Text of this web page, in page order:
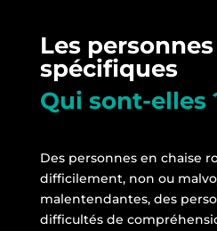
Les
spécifiques
Qui sont-elles
Des personnes en chaise
difficilement, non ou
malentendantes, des
difficultés de